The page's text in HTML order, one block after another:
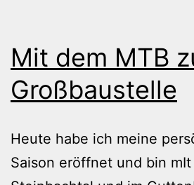
Mit dem MTB
Großbaustelle
Heute habe ich meine
Saison eröffnet und bin